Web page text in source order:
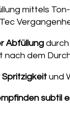
mittels
Abfüllung
nach dem
Spritzigkeit und
subtil